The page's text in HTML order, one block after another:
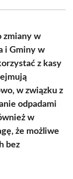
zmiany w
i Gminy w
z kasy
w związku z
odpadami
w
że możliwe
bez